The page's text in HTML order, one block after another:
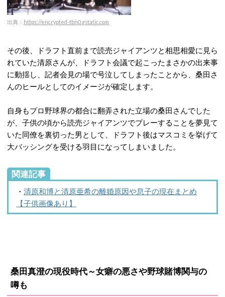
出典： https://encrypted-tbn0.gstatic.com
その後、ドラフト直前まで読売ジャイアンツと相思相愛に見ら
れていた清原さんが、ドラフト会議で起こったまさかの出来事
に動揺し、記者会見の場で号泣してしまったことから、桑田さ
んのヒールとしてのイメージが確定します。
自身もプロ野球界の都合に翻弄された立場の桑田さんでした
が、子供の頃から読売ジャイアンツでプレーすることを夢見て
いた同僚を裏切った男として、ドラフト後はマスコミを挙げて
大バッシングを受ける羽目になってしまいました。
関連記事
・ 清原和博と清原亜希の離婚原因や息子の現在まとめ
【子供画像あり】
桑田真澄の現役時代～女癖の悪さや野球賭博関与の
噂も